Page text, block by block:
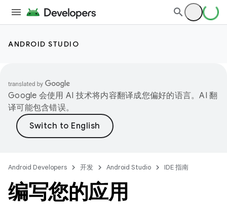
ANDROID STUDIO
Google 会使用 AI 技术将内容翻译成您偏好的语言。AI 翻
译可能包含错误。
Android Developers 开发 Android Studio IDE 指南
编写您的应用